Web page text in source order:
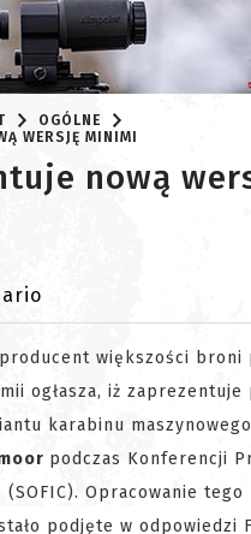
OGÓLNE
WERSJĘ MINIMI
nową
większości
ogłasza, iż
karabinu maszynowego
podczas Konferencji
(SOFIC). Opracowanie
podjęte w odpowiedzi